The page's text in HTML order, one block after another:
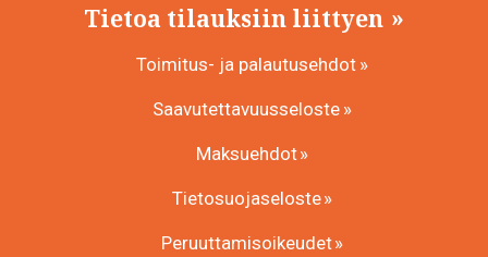
Tietoa tilauksiin liittyen
Toimitus- ja palautusehdot
Saavutettavuusseloste
Maksuehdot
Tietosuojaseloste
Peruuttamisoikeudet